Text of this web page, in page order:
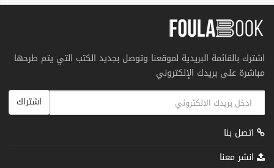
اشترك بالقائمة البريدية لموقعنا وتوصل بجديد الكتب التي يتم طرحها
مباشرة على بريدك الإلكتروني
اشتراك
اتصل بنا
انشر معنا